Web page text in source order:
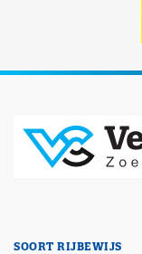
SOORT RIJBEWIJS